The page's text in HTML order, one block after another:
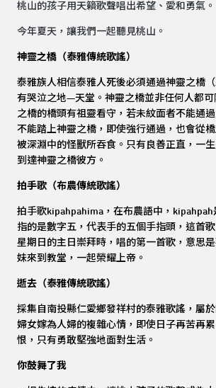
桃山的孩子用天籟歌聲唱出希望、愛和勇氣。
今年夏天，讓我們一起聽見桃山。
神靈之橋（泰雅傳統歌謠）
泰雅族人相信泰雅人死後必須通過神靈之橋
有哭泣之地—天堂。神靈之橋並非任何人都可
之橋的橋頭有祖靈看守，若未紋面者不能通
不能踏上神靈之橋，即使強行通過，也會從橋
被深淵中的怪獸所吞食。只有良善正直，一
到達神靈之橋彼方。
拍手歌（布農傳統歌謠）
拍手歌kipahpahima ，在布農語中， kipahpah
指的是數字五，代表手的五個手指頭，這首
星期日的主日崇拜時，唱的第一首歌，意思
妹來到教堂，一起榮耀上帝。
逝去（泰雅傳統歌謠）
採集自南投縣仁愛鄉發祥村的泰雅歌謠，屬
婦女嫁為人婦的複雜心情，即使日子再苦再
恨，只有勇敢堅強地面對生活。
你鼓舞了我